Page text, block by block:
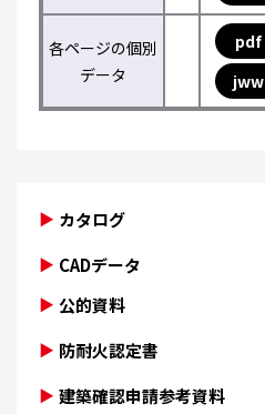
各ページの個別
データ
pdf
jww
カタログ
CADデータ
公的資料
防耐火認定書
建築確認申請参考資料